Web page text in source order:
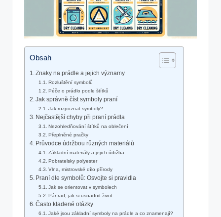
Obsah
Znaky na prádle a jejich významy
Rozluštění symbolů
Péče o prádlo podle štítků
Jak správně číst symboly praní
Jak rozpoznat symboly?
Nejčastější chyby při praní prádla
Nezohledňování štítků na oblečení
Přeplněné pračky
Průvodce údržbou různých materiálů
Základní materiály a jejich údržba
Pobratelsky polyester
Vlna, mistrovské dílo přírody
Praní dle symbolů: Osvojte si pravidla
Jak se orientovat v symbolech
Pár rad, jak si usnadnit život
Často kladené otázky
Jaké jsou základní symboly na prádle a co znamenají?